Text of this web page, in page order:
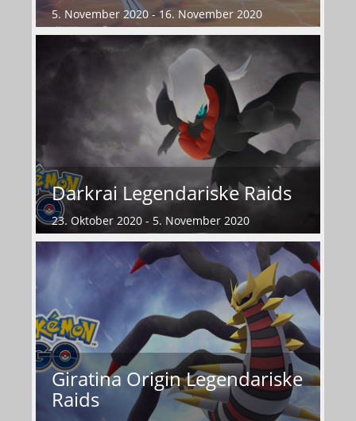
5. November 2020 - 16. November 2020
Darkrai Legendariske Raids
23. Oktober 2020 - 5. November 2020
Giratina Origin Legendariske
Raids